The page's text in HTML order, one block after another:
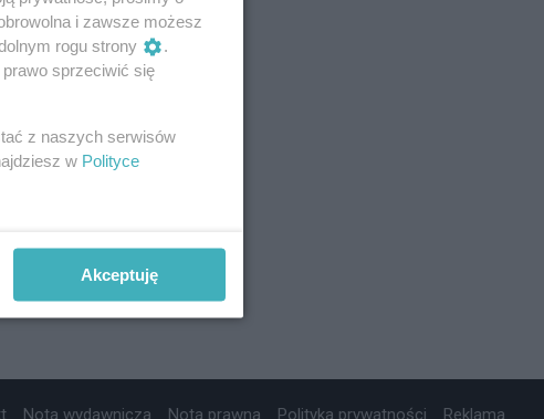
Nota wydawnicza Nota prawna Polityka prywatności Reklama
i zawsze możesz
rogu strony
.
sprzeciwić się
z naszych serwisów
w Polityce
Akceptuję